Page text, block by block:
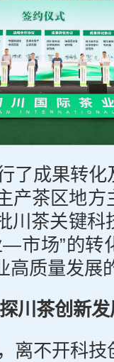
了成果转
产茶区地方
川茶关键科
市场”的转
高质量发展
川茶创新
离不开科